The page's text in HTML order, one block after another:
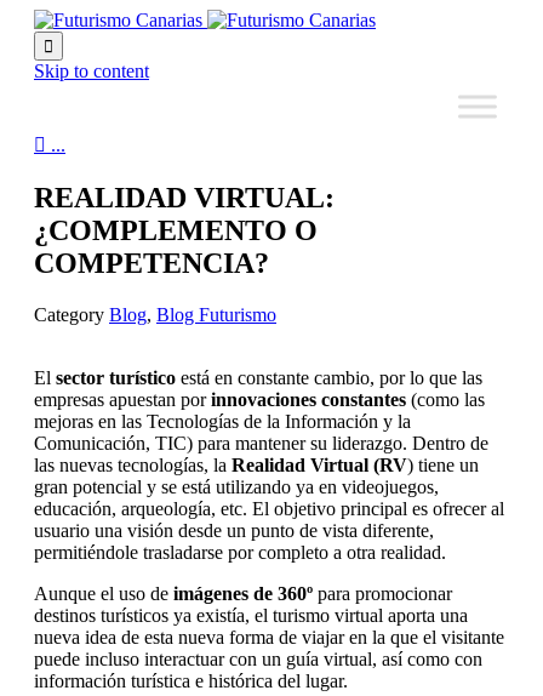

Skip to content
 ...
REALIDAD VIRTUAL:
¿COMPLEMENTO O
COMPETENCIA?
Category Blog, Blog Futurismo
El sector turístico está en constante cambio, por lo que las
empresas apuestan porinnovaciones constantes (como las
mejoras en las Tecnologías de la Información y la
Comunicación, TIC) para mantener su liderazgo. Dentro de
las nuevas tecnologías, la Realidad Virtual (RV) tiene un
gran potencial y se está utilizando ya en videojuegos,
educación, arqueología, etc. El objetivo principal es ofrecer al
usuario una visión desde un punto de vista diferente,
permitiéndole trasladarse por completo a otra realidad.
Aunque el uso de imágenes de 360º para promocionar
destinos turísticos ya existía, el turismo virtual aporta una
nueva idea de esta nueva forma de viajar en la que el visitante
puede incluso interactuar con un guía virtual, así como con
información turística e histórica del lugar.